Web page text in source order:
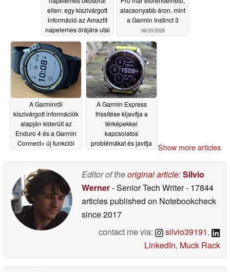
ellen: egy kiszivárgott
információ az Amazfit
napelemes órájára utal
06/22/2026
alacsonyabb áron, mint
a Garmin Instinct 3
06/20/2026
A Garminről
kiszivárgott információk
alapján kiderült az
Enduro 4 és a Garmin
Connect+ új funkciói
A Garmin Express
frissítése kijavítja a
térképekkel
kapcsolatos
problémákat és javítja
Show more articles
Editor of theoriginal article:Silvio
Werner- Senior Tech Writer- 17844
articles published on Notebookcheck
since 2017
contact me via:
silvio39191,
LinkedIn, Muck Rack